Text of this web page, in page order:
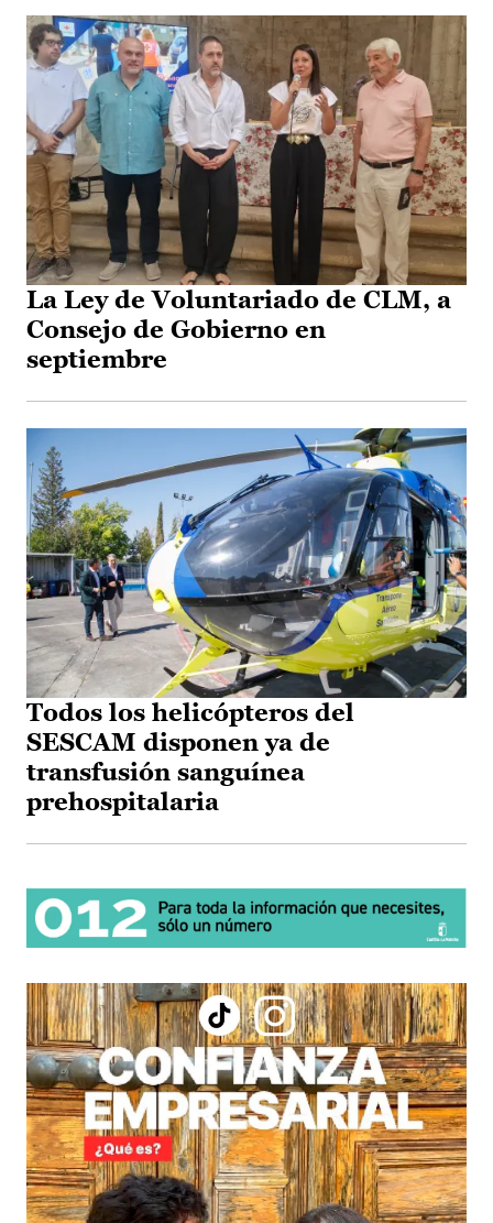
La Ley de Voluntariado de CLM, a
Consejo de Gobierno en
septiembre
Todos los helicópteros del
SESCAM disponen ya de
transfusión sanguínea
prehospitalaria